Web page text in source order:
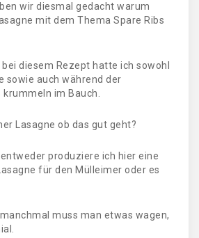
wir diesmal gedacht warum
mit dem Thema Spare Ribs
bei diesem Rezept hatte ich sowohl
sowie auch während der
im Bauch.
Lasagne ob das gut geht?
produziere ich hier eine
für den Mülleimer oder es
muss man etwas wagen,